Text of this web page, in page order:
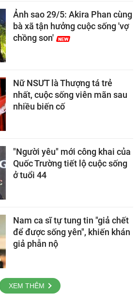
Ảnh sao 29/5: Akira Phan cùng
bà xã tận hưởng cuộc sống 'vợ
chồng son'
Nữ NSƯT là Thượng tá trẻ
nhất, cuộc sống viên mãn sau
nhiều biến cố
"Người yêu" mới công khai của
Quốc Trường tiết lộ cuộc sống
ở tuổi 44
Nam ca sĩ tự tung tin "giả chết
để được sống yên", khiến khán
giả phẫn nộ
XEM THÊM